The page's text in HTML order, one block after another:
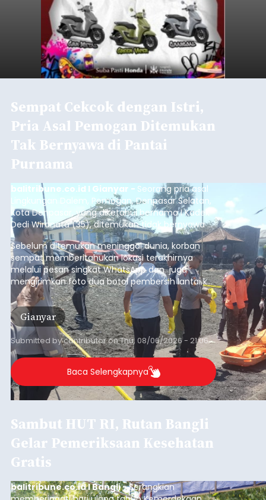
Sempat Cekcok dengan Istri,
Pria Asal Pemogan Ditemukan
Tak Bernyawa di Pantai
Purnama
balitribune.co.id I Gianyar -Seorang pria asal
Lingkungan Dalem, Pemogan, Denpasar Selatan,
Kota Denpasar, yang diketahui bernama I Kadek
Dedi Wiranata (35), ditemukan tidak bernyawa di
pesisir Pantai Purnama, Sukawati.
Sebelum ditemukan meninggal dunia, korban
sempat memberitahukan lokasi terakhirnya
melalui pesan singkat WhatsApp dan juga
mengirimkan foto dua botol pembersih lantai ke
istrinya.
Submitted bycontributoronThu, 08/06/2026 - 21:06